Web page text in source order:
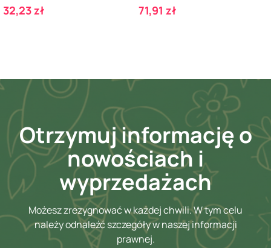
Cena
32,23 zł Cena
71,91 zł
Otrzymuj informację o
nowościach i
wyprzedażach
Możesz zrezygnować w każdej chwili. W tym celu
należy odnaleźć szczegóły w naszej informacji
prawnej.